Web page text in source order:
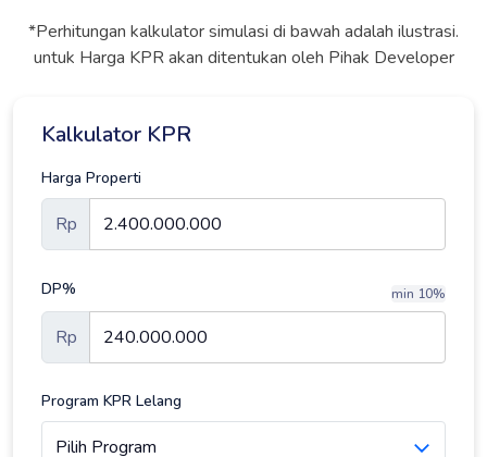
*Perhitungan kalkulator simulasi di bawah adalah ilustrasi.
untuk Harga KPR akan ditentukan oleh Pihak Developer
Kalkulator KPR
Harga Properti
Rp
DP% min 10%
Rp
Program KPR Lelang